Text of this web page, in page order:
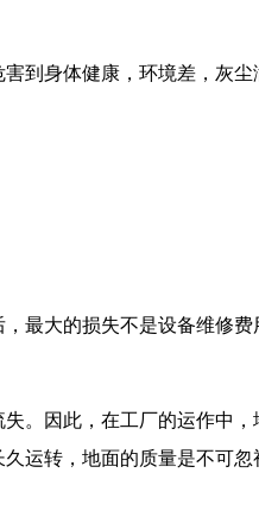
到身体健康，环境差，灰尘
最大的损失不是设备维修
。因此，在工厂的运作中
运转，地面的质量是不可忽